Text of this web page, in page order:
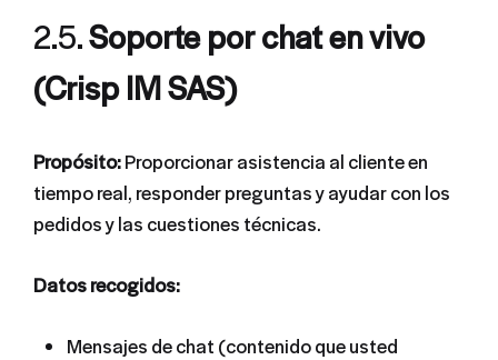
2.5.Soporte por chat en vivo
(Crisp IM SAS)
Propósito:Proporcionar asistencia al cliente en
tiempo real, responder preguntas y ayudar con los
pedidos y las cuestiones técnicas.
Datos recogidos:
Mensajes de chat (contenido que usted